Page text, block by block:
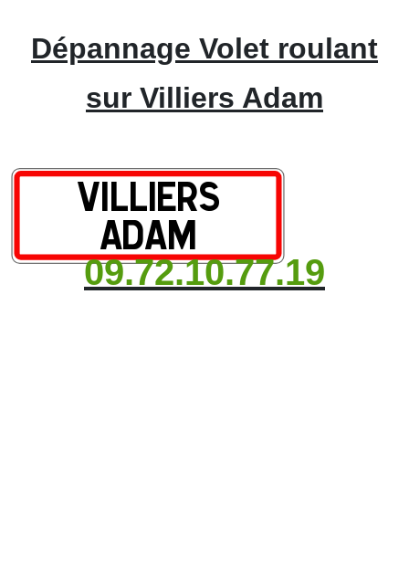
Dépannage Volet roulant
sur Villiers Adam
09.72.10.77.19